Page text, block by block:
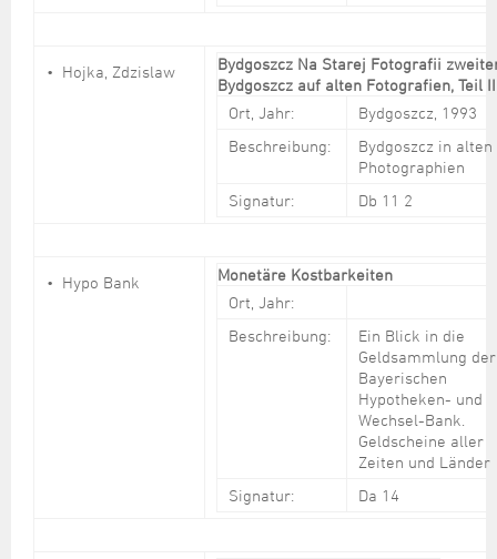
Hojka, Zdzislaw
Bydgoszcz Na Starej Fotografii
Bydgoszcz auf alten Fotografien, Teil
Ort, Jahr:
Bydgoszcz, 1993
Beschreibung:
Bydgoszcz in alten
Photographien
Signatur:
Db 11 2
Hypo Bank
Monetäre Kostbarkeiten
Ort, Jahr:
Beschreibung:
Ein Blick in die
Geldsammlung der
Bayerischen
Hypotheken- und
Wechsel-Bank.
Geldscheine aller
Zeiten und Länder
Signatur:
Da 14